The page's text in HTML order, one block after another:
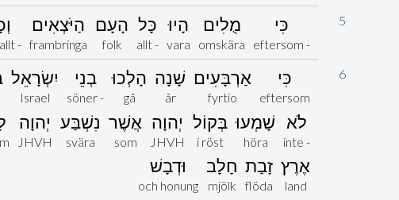
5
כִּי
eftersom -
מֻלִים
omskära
הָיוּ
vara
כָּל
allt -
הָעָם
folk
הַיֹּצְאִים
frambringa
-
6
כִּי
eftersom
אַרְבָּעִים
fyrtio
שָׁנָה
år
הָלְכוּ
gå
בְנֵי
söner -
יִשְׂרָאֵל
Israel
לֹא
inte -
שָׁמְעוּ
höra
בְּקוֹל
i röst
יְהוָה
JHVH
אֲשֶׁר
som
נִשְׁבַּע
svära
יְהוָה
JHVH
אֶרֶץ
land
זָבַת
flöda
חָלָב
mjölk
וּדְבָשׁ
och honung